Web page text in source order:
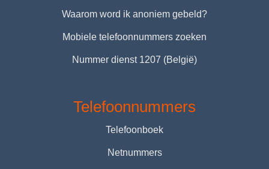
Waarom word ik anoniem gebeld?
Mobiele telefoonnummers zoeken
Nummer dienst 1207 (België)
Telefoonnummers
Telefoonboek
Netnummers